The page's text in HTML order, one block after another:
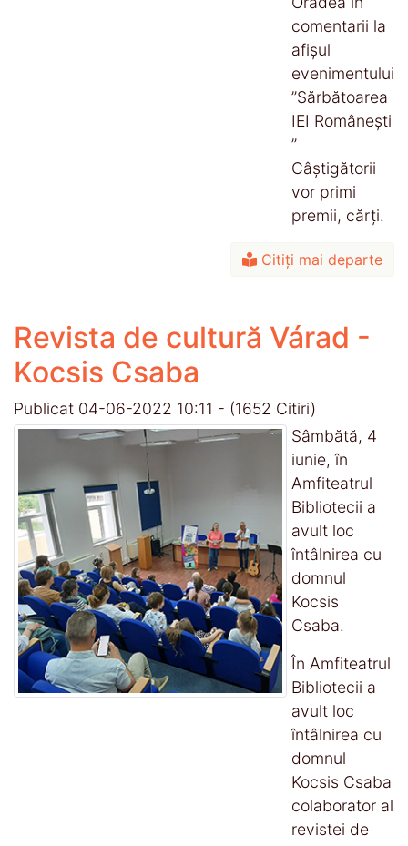
comentarii la
afișul
evenimentului
”Sărbătoarea
IEI Românești
”
Câștigătorii
vor primi
premii, cărți.
Citiți mai departe
Revista de cultură Várad -
Kocsis Csaba
Publicat 04-06-2022 10:11 - (1652 Citiri)
Sâmbătă, 4
iunie, în
Amfiteatrul
Bibliotecii a
avult loc
întâlnirea cu
domnul
Kocsis
Csaba.
În Amfiteatrul
Bibliotecii a
avult loc
întâlnirea cu
domnul
Kocsis Csaba
colaborator al
revistei de